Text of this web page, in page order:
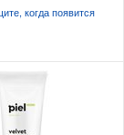
когдапоявится